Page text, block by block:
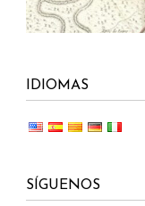
IDIOMAS
SÍGUENOS